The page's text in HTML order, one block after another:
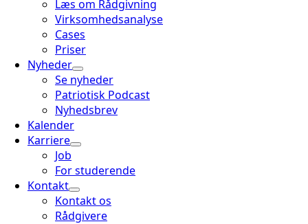
Læs om Rådgivning
Virksomhedsanalyse
Cases
Priser
Nyheder
Se nyheder
Patriotisk Podcast
Nyhedsbrev
Kalender
Karriere
Job
For studerende
Kontakt
Kontakt os
Rådgivere